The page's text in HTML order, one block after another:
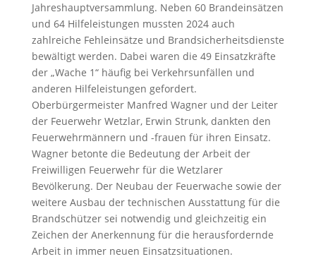
Jahreshauptversammlung. Neben 60 Brandeinsätzen
und 64 Hilfeleistungen mussten 2024 auch
zahlreiche Fehleinsätze und Brandsicherheitsdienste
bewältigt werden. Dabei waren die 49 Einsatzkräfte
der „Wache 1“ häufig bei Verkehrsunfällen und
anderen Hilfeleistungen gefordert.
Oberbürgermeister Manfred Wagner und der Leiter
der Feuerwehr Wetzlar, Erwin Strunk, dankten den
Feuerwehrmännern und -frauen für ihren Einsatz.
Wagner betonte die Bedeutung der Arbeit der
Freiwilligen Feuerwehr für die Wetzlarer
Bevölkerung. Der Neubau der Feuerwache sowie der
weitere Ausbau der technischen Ausstattung für die
Brandschützer sei notwendig und gleichzeitig ein
Zeichen der Anerkennung für die herausfordernde
Arbeit in immer neuen Einsatzsituationen.